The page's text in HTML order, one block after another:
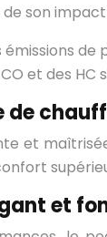
son
émissions de
et des
de
et
et